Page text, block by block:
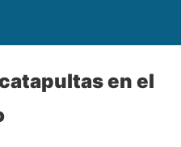
en el